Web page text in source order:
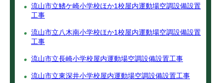
流山市立鰭ケ崎小学校ほか1校屋内運動場空調設備設置
工事
流山市立八木南小学校ほか1校屋内運動場空調設備設置
工事
流山市立長崎小学校屋内運動場空調設備設置工事
流山市立東深井小学校屋内運動場空調設備設置工事